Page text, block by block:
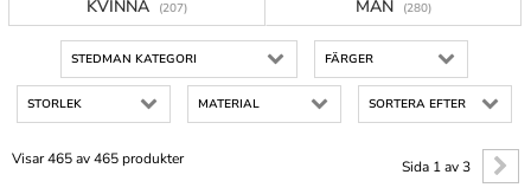
KVINNA (207) MAN (280)
STEDMAN KATEGORI FÄRGER
STORLEK MATERIAL SORTERA EFTER
Sida 1 av 3
Visar 465 av 465 produkter